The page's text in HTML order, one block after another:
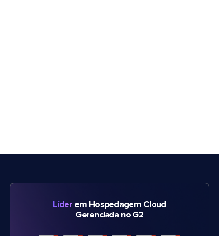
Líderem Hospedagem Cloud
Gerenciada no G2